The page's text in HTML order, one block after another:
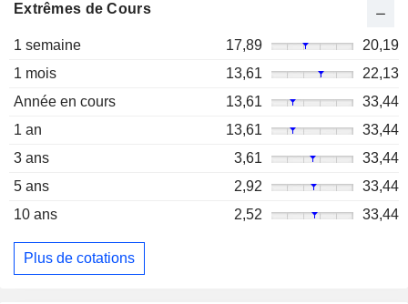
Extrêmes de Cours
1 semaine 17,89
20,19
1 mois
13,61
22,13
Année en cours
13,61
33,44
1 an
13,61
33,44
3 ans
3,61
33,44
5 ans
2,92
33,44
10 ans
2,52 33,44
Plus de cotations